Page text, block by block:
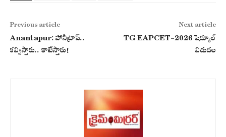
Previous article
Anantapur: హానీట్రాప్..
కవ్విస్తారు.. కాటేస్తారు!
Next article
TG EAPCET-2026 షెడ్యూల్
విడుదల